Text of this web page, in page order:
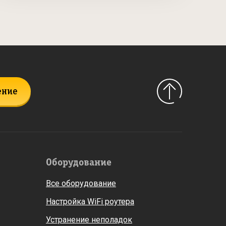
Оборудование
Все оборудование
Настройка WiFi роутера
Устранение неполадок